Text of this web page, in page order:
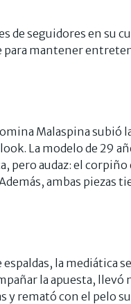
de seguidores en su
mantener
Malaspina subió
La modelo de 29
pero audaz: el
ambas piezas
la mediática
la apuesta,
y remató con el pelo